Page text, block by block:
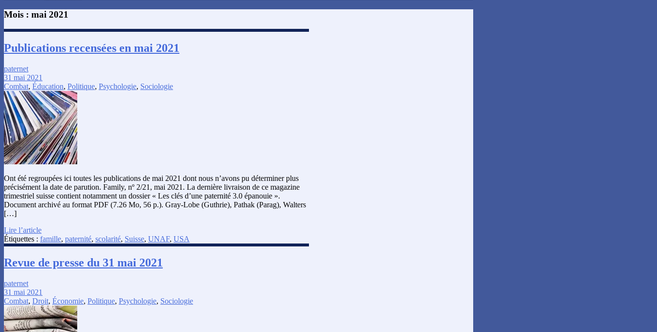
Mois : mai 2021
Publications recensées en mai 2021
paternet
31 mai 2021
Combat, Éducation, Politique, Psychologie, Sociologie
Ont été regroupées ici toutes les publications de mai 2021 dont nous n’avons pu déterminer plus
précisément la date de parution. Family, nº 2/21, mai 2021. La dernière livraison de ce magazine
trimestriel suisse contient notamment un dossier « Les clés d’une paternité 3.0 épanouie ».
Document archivé au format PDF (7.26 Mo, 56 p.). Gray-Lobe (Guthrie), Pathak (Parag), Walters
[…]
Lire l’article
Étiquettes : famille, paternité, scolarité, Suisse, UNAF, USA
Revue de presse du 31 mai 2021
paternet
31 mai 2021
Combat, Droit, Économie, Politique, Psychologie, Sociologie